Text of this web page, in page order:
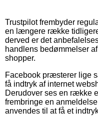
Trustpilot frembyder
en længere række
derved er det
handlens bedømmelser
shopper.
Facebook præsterer lige
få indtryk af internet
Derudover ses en række
frembringe en
anvendes til at få et